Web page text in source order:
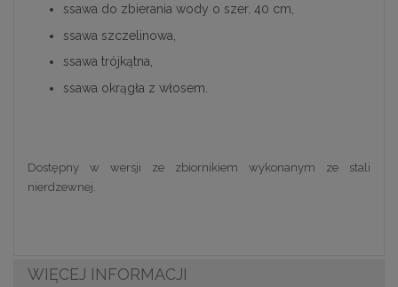
ssawa do zbierania wody o szer. 40 cm,
ssawa szczelinowa,
ssawa trójkątna,
ssawa okrągła z włosem.
Dostępny w wersji ze zbiornikiem wykonanym ze stali
nierdzewnej.
WIĘCEJ INFORMACJI